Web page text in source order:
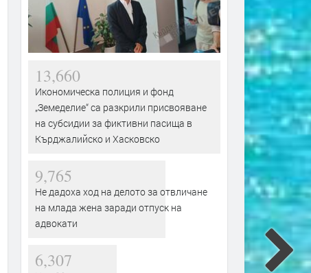
13,660
Икономическа полиция и фонд
„Земеделие“ са разкрили присвояване
на субсидии за фиктивни пасища в
Кърджалийско и Хасковско
9,765
Не дадоха ход на делото за отвличане
на млада жена заради отпуск на
адвокати
6,307